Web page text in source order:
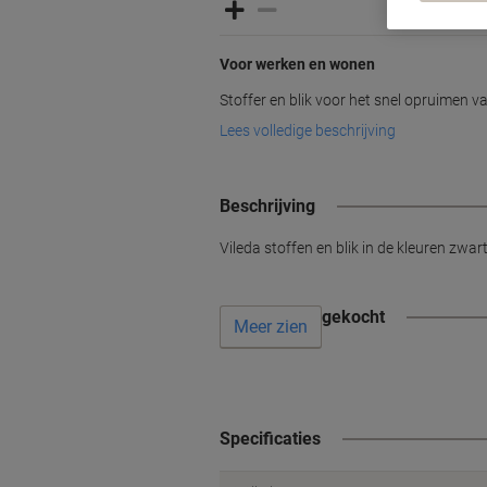
Voor werken en wonen
Stoffer en blik voor het snel opruimen
Lees volledige beschrijving
Beschrijving
Vileda stoffen en blik in de kleuren zwart
Vaak samen gekocht
Meer zien
Specificaties